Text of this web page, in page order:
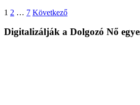
Bejegyzések
lapozása
1 2 … 7 Következő
Digitalizálják a Dolgozó Nő